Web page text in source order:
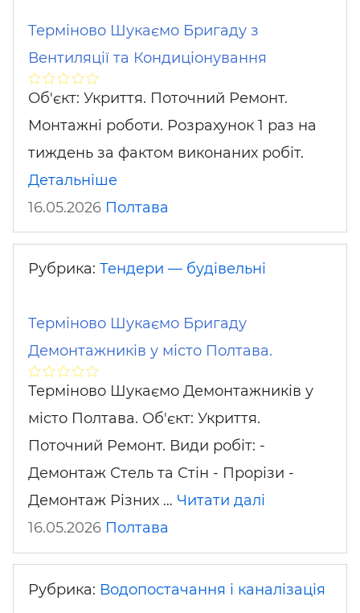
Терміново Шукаємо Бригаду з
Вентиляції та Кондиціонування
Об'єкт: Укриття. Поточний Ремонт.
Монтажні роботи. Розрахунок 1 раз на
тиждень за фактом виконаних робіт.
Детальніше
16.05.2026 Полтава
Рубрика: Тендери — будівельні
Терміново Шукаємо Бригаду
Демонтажників у місто Полтава.
Терміново Шукаємо Демонтажників у
місто Полтава. Об'єкт: Укриття.
Поточний Ремонт. Види робіт: -
Демонтаж Стель та Стін - Прорізи -
Демонтаж Різних … Читати далі
16.05.2026 Полтава
Рубрика: Водопостачання і каналізація